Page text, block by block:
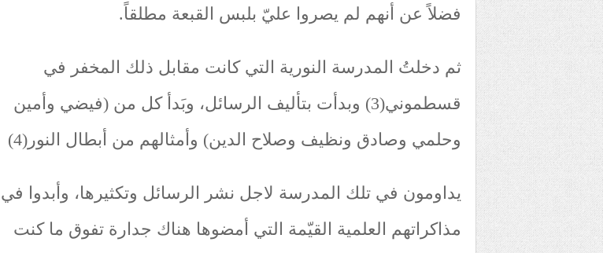
فضلاً عن أنهم لم يصروا عليّ بلبس القبعة مطلقاً.
ثم دخلتُ المدرسة النورية التي كانت مقابل ذلك المخفر في
قسطموني(3) وبدأت بتأليف الرسائل، وبَدأ كل من (فيضي وأمين
وحلمي وصادق ونظيف وصلاح الدين) وأمثالهم من أبطال النور(4)
يداومون في تلك المدرسة لاجل نشر الرسائل وتكثيرها، وأبدوا في
مذاكراتهم العلمية القيّمة التي أمضوها هناك جدارة تفوق ما كنت